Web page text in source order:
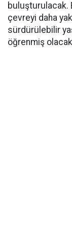
buluşturulacak.
çevreyi daha
sürdürülebilir
öğrenmiş